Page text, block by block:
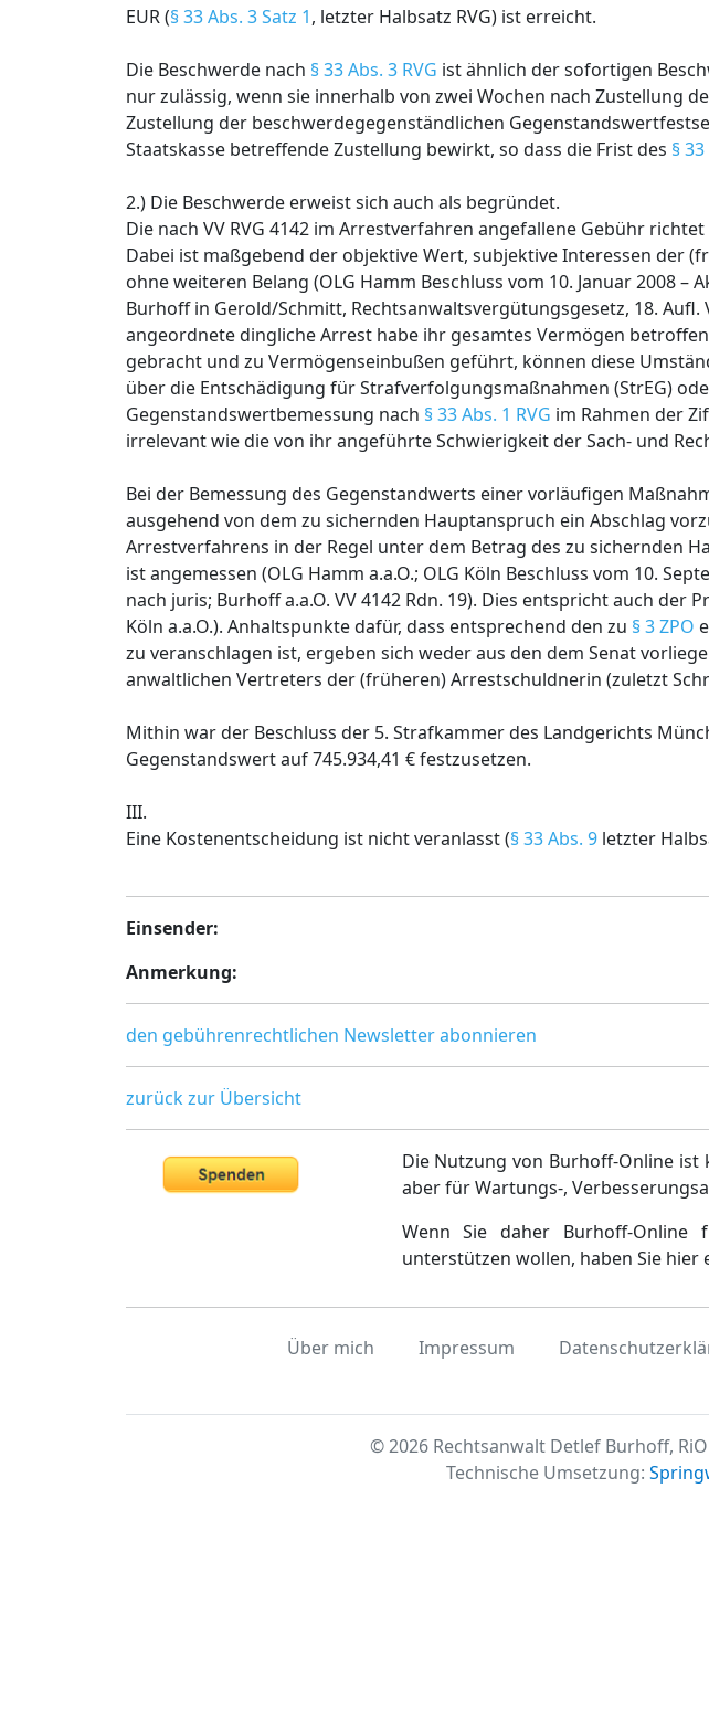
EUR (§ 33 Abs. 3 Satz 1, letzter Halbsatz RVG) ist erreicht.
Die Beschwerde nach § 33 Abs. 3 RVG ist ähnlich der sofortigen
nur zulässig, wenn sie innerhalb von zwei Wochen nach Zustellung
Zustellung der beschwerdegegenständlichen
Staatskasse betreffende Zustellung bewirkt, so dass die Frist des §
2.) Die Beschwerde erweist sich auch als begründet.
Die nach VV RVG 4142 im Arrestverfahren angefallene Gebühr
Dabei ist maßgebend der objektive Wert, subjektive Interessen der
ohne weiteren Belang (OLG Hamm Beschluss vom 10. Januar 2008 –
Burhoff in Gerold/Schmitt, Rechtsanwaltsvergütungsgesetz, 18. Aufl.
angeordnete dingliche Arrest habe ihr gesamtes Vermögen
gebracht und zu Vermögenseinbußen geführt, können diese
über die Entschädigung für Strafverfolgungsmaßnahmen (StrEG)
Gegenstandswertbemessung nach § 33 Abs. 1 RVG im Rahmen der
irrelevant wie die von ihr angeführte Schwierigkeit der Sach- und
Bei der Bemessung des Gegenstandwerts einer vorläufigen
ausgehend von dem zu sichernden Hauptanspruch ein Abschlag
Arrestverfahrens in der Regel unter dem Betrag des zu sichernden
ist angemessen (OLG Hamm a.a.O.; OLG Köln Beschluss vom 10.
nach juris; Burhoff a.a.O. VV 4142 Rdn. 19). Dies entspricht auch der
Köln a.a.O.). Anhaltspunkte dafür, dass entsprechend den zu § 3 ZPO
zu veranschlagen ist, ergeben sich weder aus den dem Senat
anwaltlichen Vertreters der (früheren) Arrestschuldnerin (zuletzt
Mithin war der Beschluss der 5. Strafkammer des Landgerichts
Gegenstandswert auf 745.934,41 € festzusetzen.
III.
Eine Kostenentscheidung ist nicht veranlasst (§ 33 Abs. 9 letzter
Einsender:
Anmerkung:
den gebührenrechtlichen Newsletter abonnieren
zurück zur Übersicht
Die Nutzung von Burhoff-Online
aber für Wartungs-,
Wenn Sie daher Burhoff-Online
unterstützen wollen, haben Sie hier
Über mich Impressum
© 2026 Rechtsanwalt Detlef Burhoff,
Technische Umsetzung: